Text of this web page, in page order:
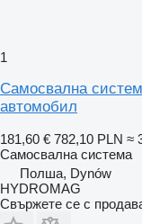
1
Самосвална
автомобил
181,60 € 782,10 PLN ≈
Самосвална система
Полша, Dynów
HYDROMAG
Свържете се с